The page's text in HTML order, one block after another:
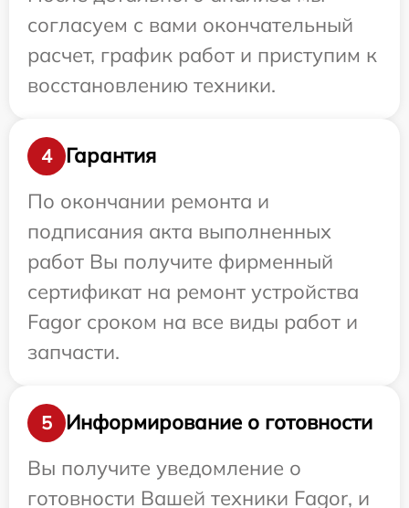
согласуем с вами окончательный
расчет, график работ и приступим к
восстановлению техники.
4
Гарантия
По окончании ремонта и
подписания акта выполненных
работ Вы получите фирменный
сертификат на ремонт устройства
Fagor сроком на все виды работ и
запчасти.
5
Информирование о готовности
Вы получите уведомление о
готовности Вашей техники Fagor, и